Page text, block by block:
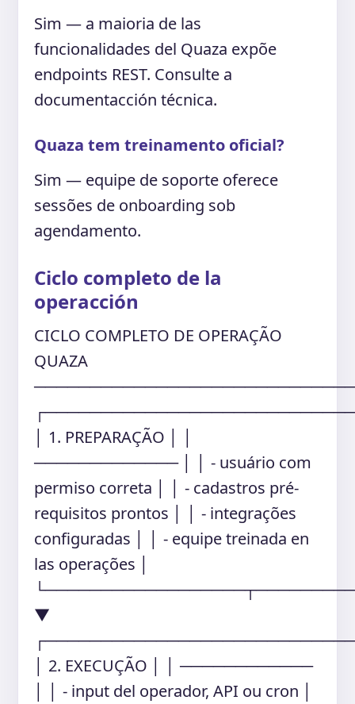
Sim — a maioria de las
funcionalidades del Quaza expõe
endpoints REST. Consulte a
documentacción técnica.
Quaza tem treinamento oficial?
Sim — equipe de soporte oferece
sessões de onboarding sob
agendamento.
Ciclo completo de la
operacción
CICLO COMPLETO DE OPERAÇÃO
QUAZA
│ 1. PREPARAÇÃO │ │
───────────── │ │ - usuário com
permiso correta │ │ - cadastros pré-
requisitos prontos │ │ - integrações
configuradas │ │ - equipe treinada en
las operações │
▼
│ 2. EXECUÇÃO │ │ ────────────
│ │ - input del operador, API ou cron │